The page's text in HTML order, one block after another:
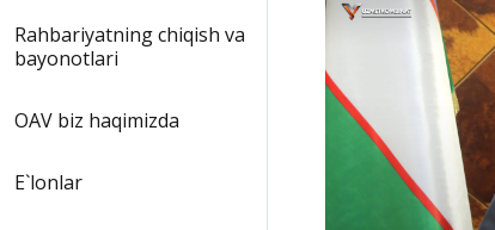
Rahbariyatning chiqish va
bayonotlari
OAV biz haqimizda
E`lonlar